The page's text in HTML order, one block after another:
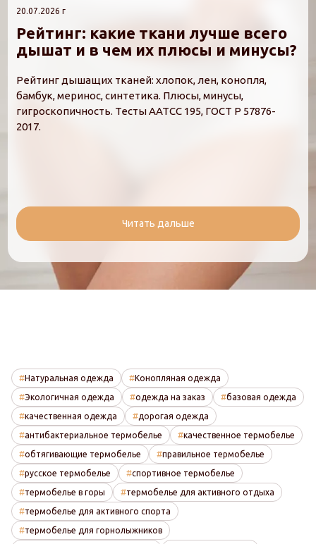
20.07.2026 г
Рейтинг: какие ткани лучше всего
дышат и в чем их плюсы и минусы?
Рейтинг дышащих тканей: хлопок, лен, конопля,
бамбук, меринос, синтетика. Плюсы, минусы,
гигроскопичность. Тесты AATCC 195, ГОСТ Р 57876-
2017.
Читать дальше
Натуральная одежда Конопляная одежда
Экологичная одежда одежда на заказ базовая одежда
качественная одежда дорогая одежда
антибактериальное термобелье качественное термобелье
обтягивающие термобелье правильное термобелье
русское термобелье спортивное термобелье
термобелье в горы термобелье для активного отдыха
термобелье для активного спорта
термобелье для горнолыжников